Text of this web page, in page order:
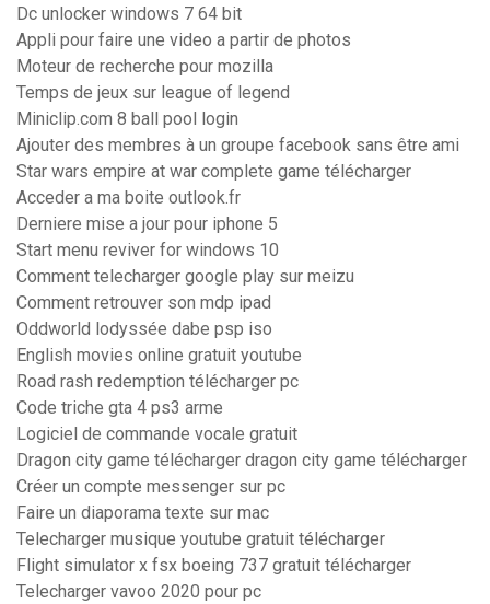
Dc unlocker windows 7 64 bit
Appli pour faire une video a partir de photos
Moteur de recherche pour mozilla
Temps de jeux sur league of legend
Miniclip.com 8 ball pool login
Ajouter des membres à un groupe facebook sans être ami
Star wars empire at war complete game télécharger
Acceder a ma boite outlook.fr
Derniere mise a jour pour iphone 5
Start menu reviver for windows 10
Comment telecharger google play sur meizu
Comment retrouver son mdp ipad
Oddworld lodyssée dabe psp iso
English movies online gratuit youtube
Road rash redemption télécharger pc
Code triche gta 4 ps3 arme
Logiciel de commande vocale gratuit
Dragon city game télécharger dragon city game télécharger
Créer un compte messenger sur pc
Faire un diaporama texte sur mac
Telecharger musique youtube gratuit télécharger
Flight simulator x fsx boeing 737 gratuit télécharger
Telecharger vavoo 2020 pour pc